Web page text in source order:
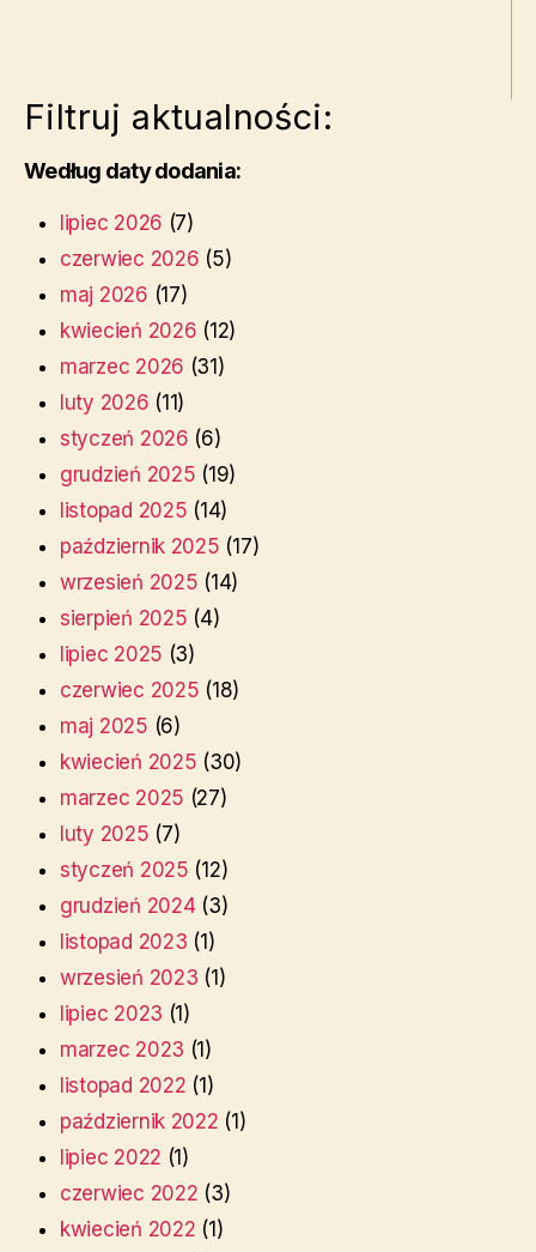
Filtruj aktualności:
Według daty dodania:
lipiec 2026 (7)
czerwiec 2026 (5)
maj 2026 (17)
kwiecień 2026 (12)
marzec 2026 (31)
luty 2026 (11)
styczeń 2026 (6)
grudzień 2025 (19)
listopad 2025 (14)
październik 2025 (17)
wrzesień 2025 (14)
sierpień 2025 (4)
lipiec 2025 (3)
czerwiec 2025 (18)
maj 2025 (6)
kwiecień 2025 (30)
marzec 2025 (27)
luty 2025 (7)
styczeń 2025 (12)
grudzień 2024(3)
listopad 2023 (1)
wrzesień 2023 (1)
lipiec 2023 (1)
marzec 2023 (1)
listopad 2022 (1)
październik 2022 (1)
lipiec 2022 (1)
czerwiec 2022 (3)
kwiecień 2022 (1)